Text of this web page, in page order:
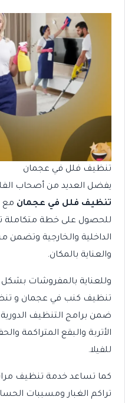
تنظيف فلل في عجمان
يفضل العديد من أصحاب
تنظيف فلل في عجمان مع
للحصول على خطة متكاملة
الداخلية والخارجية
والعناية بالمكان.
وللعناية بالمفروشات بشكل
تنظيف كنب في عجمان و
ضمن برامج التنظيف
الأتربة والبقع المتراكمة
للفيلا.
كما تساعد خدمة تنظيف
تراكم الغبار ومسببات